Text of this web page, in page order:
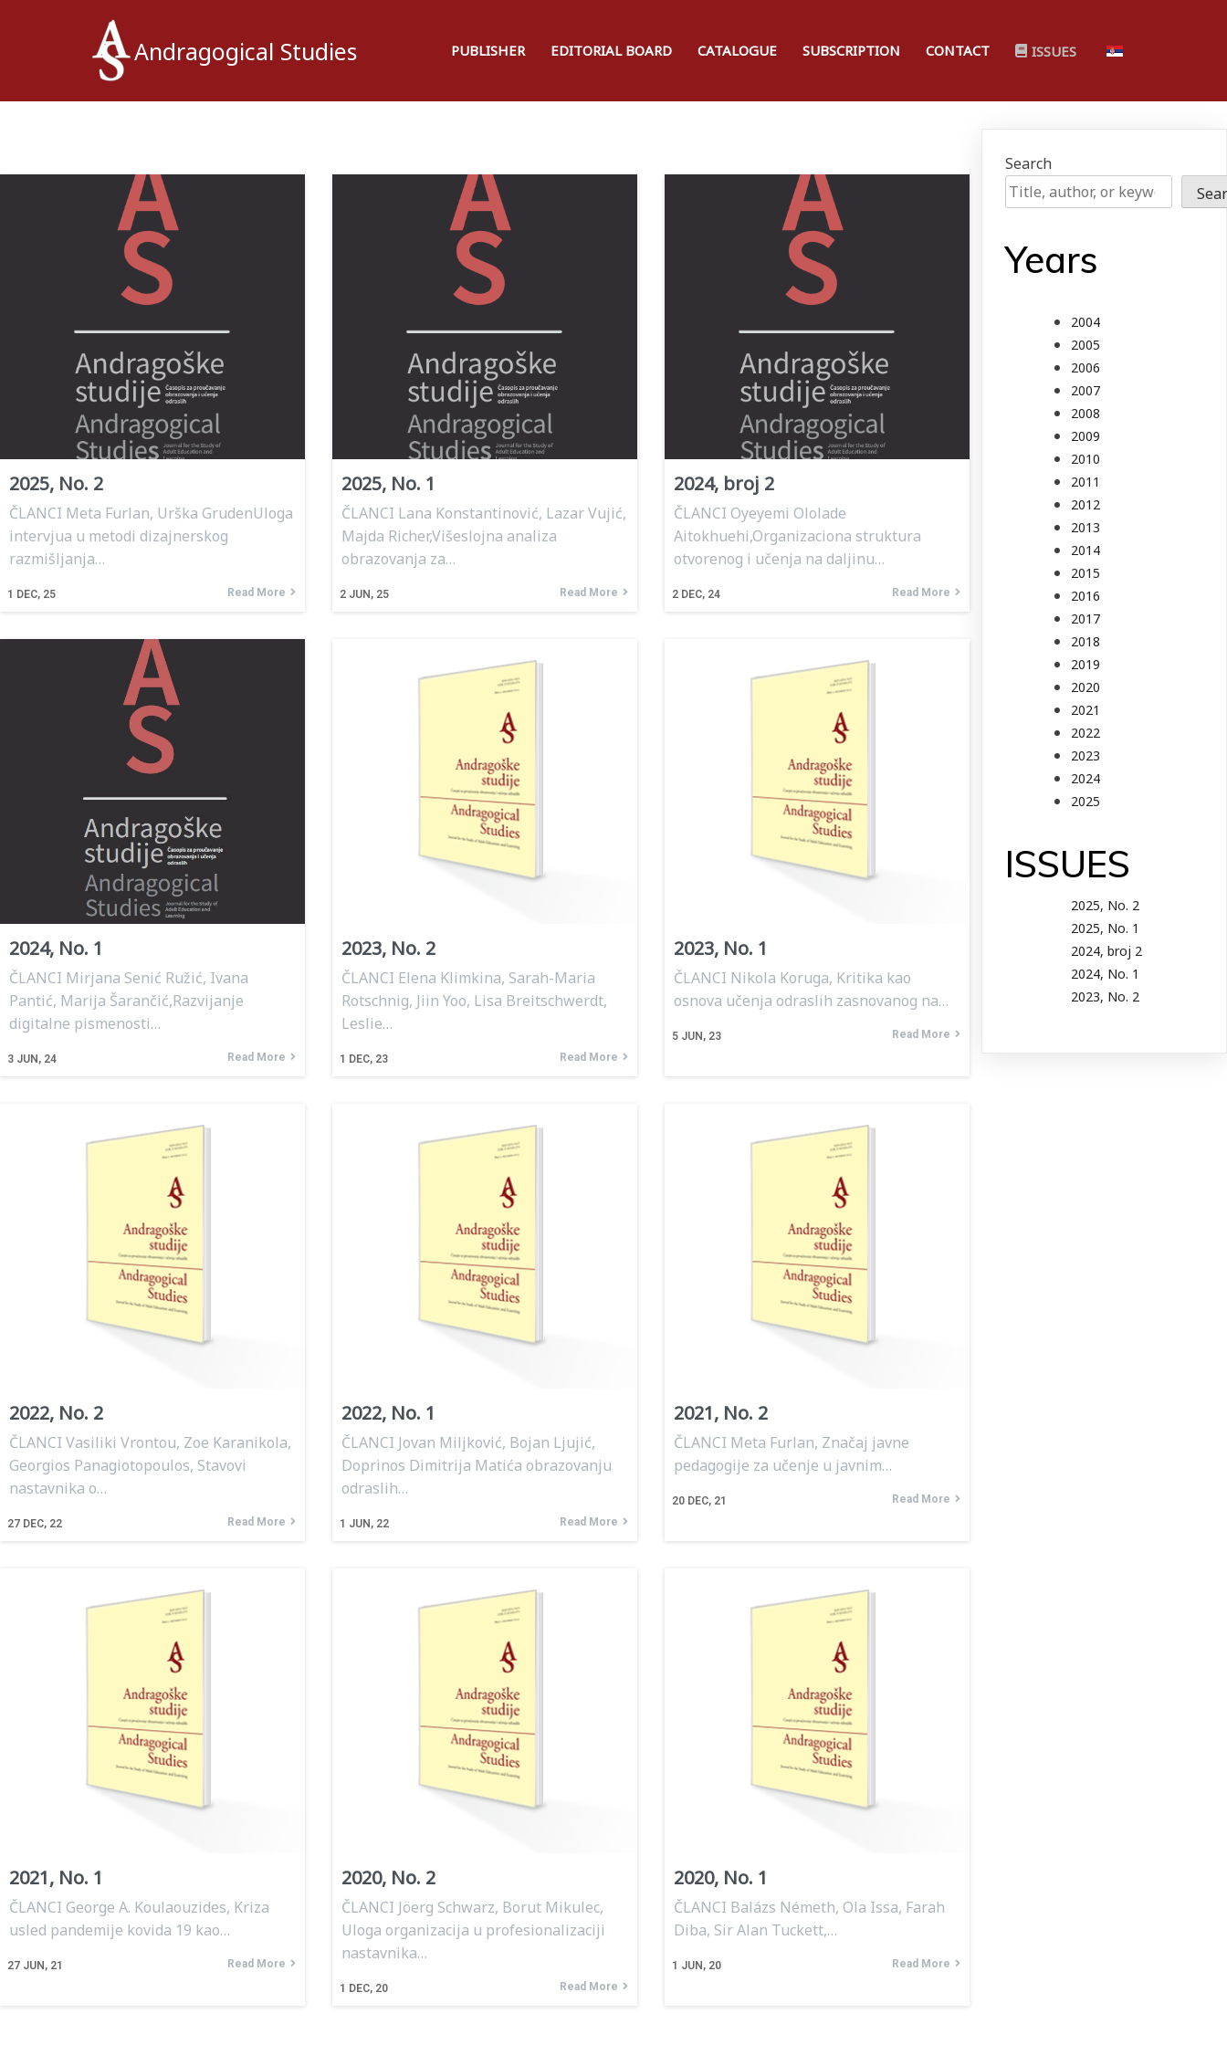
Andragogical Studies PUBLISHER EDITORIAL BOARD CATALOGUE SUBSCRIPTION CONTACT ISSUES
2025, No. 2
1 DEC, 25
ČLANCI Meta Furlan, Urška GrudenUloga
intervjua u metodi dizajnerskog
razmišljanja…
Read More
2025, No. 1
2 JUN, 25
ČLANCI Lana Konstantinović, Lazar Vujić,
Majda Richer,Višeslojna analiza
obrazovanja za…
Read More
2024, broj 2
2 DEC, 24
ČLANCI Oyeyemi Ololade
Aitokhuehi,Organizaciona struktura
otvorenog i učenja na daljinu…
Read More
2024, No. 1
3 JUN, 24
ČLANCI Mirjana Senić Ružić, Ivana
Pantić, Marija Šarančić,Razvijanje
digitalne pismenosti…
Read More
2023, No. 2
1 DEC, 23
ČLANCI Elena Klimkina, Sarah-Maria
Rotschnig, Jiin Yoo, Lisa Breitschwerdt,
Leslie…
Read More
2023, No. 1
5 JUN, 23
ČLANCI Nikola Koruga, Kritika kao
osnova učenja odraslih zasnovanog na…
Read More
2022, No. 2
27 DEC, 22
ČLANCI Vasiliki Vrontou, Zoe Karanikola,
Georgios Panagiotopoulos, Stavovi
nastavnika o…
Read More
2022, No. 1
1 JUN, 22
ČLANCI Jovan Miljković, Bojan Ljujić,
Doprinos Dimitrija Matića obrazovanju
odraslih…
Read More
2021, No. 2
20 DEC, 21
ČLANCI Meta Furlan, Značaj javne
pedagogije za učenje u javnim…
Read More
2021, No. 1
27 JUN, 21
ČLANCI George A. Koulaouzides, Kriza
usled pandemije kovida 19 kao…
Read More
2020, No. 2
1 DEC, 20
ČLANCI Jöerg Schwarz, Borut Mikulec,
Uloga organizacija u profesionalizaciji
nastavnika…
Read More
2020, No. 1
1 JUN, 20
ČLANCI Balázs Németh, Ola Issa, Farah
Diba, Sir Alan Tuckett,…
Read More
Search
Years
2004
2005
2006
2007
2008
2009
2010
2011
2012
2013
2014
2015
2016
2017
2018
2019
2020
2021
2022
2023
2024
2025
ISSUES
2025, No. 2
2025, No. 1
2024, broj 2
2024, No. 1
2023, No. 2